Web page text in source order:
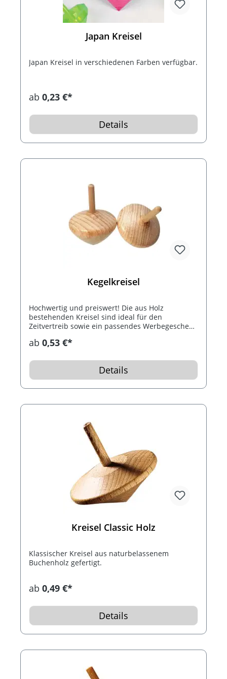
Japan Kreisel
Japan Kreisel in verschiedenen Farben verfügbar.
ab 0,23 €*
Details
Kegelkreisel
Hochwertig und preiswert! Die aus Holz
bestehenden Kreisel sind ideal für den
Zeitvertreib sowie ein passendes Werbegeschenk
ab 0,53 €*
Details
Kreisel Classic Holz
Klassischer Kreisel aus naturbelassenem
Buchenholz gefertigt.
ab 0,49 €*
Details